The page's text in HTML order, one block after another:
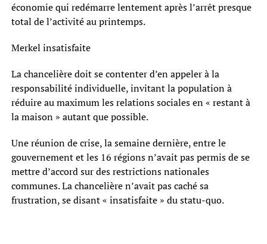
économie qui redémarre lentement après l’arrêt presque
total de l’activité au printemps.
Merkel insatisfaite
La chancelière doit se contenter d’en appeler à la
responsabilité individuelle, invitant la population à
réduire au maximum les relations sociales en « restant à
la maison » autant que possible.
Une réunion de crise, la semaine dernière, entre le
gouvernement et les 16 régions n’avait pas permis de se
mettre d’accord sur des restrictions nationales
communes. La chancelière n’avait pas caché sa
frustration, se disant « insatisfaite » du statu-quo.